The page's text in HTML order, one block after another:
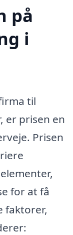
på
i
til
er prisen en
Prisen
for at få
faktorer,